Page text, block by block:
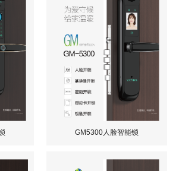
GM5300人脸智能锁